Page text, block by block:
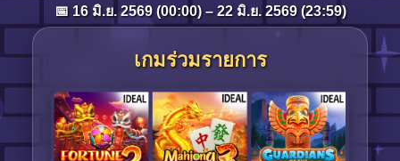
📅 16 มิ.ย. 2569 (00:00) – 22 มิ.ย. 2569 (23:59)
เกมร่วมรายการ